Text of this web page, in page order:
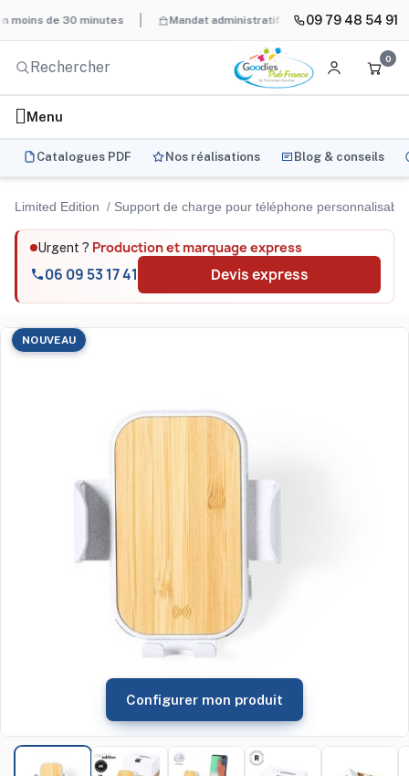
de 30 minutes Mandat administratif & Chorus Pro BAT
09 79 48 54 91
0
Menu
Catalogues PDF Nos réalisations Blog & conseils
Limited Edition Support de charge pour téléphone
Urgent ? Production et marquage express
06 09 53 17 41 Devis express
NOUVEAU
Configurer mon produit